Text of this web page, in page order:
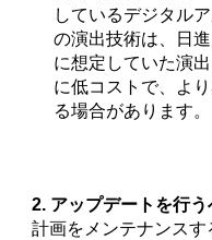
しているデジタル
の演出技術は、日
に想定していた演
に低コストで、よ
る場合があります。
2. アップデートを行う
計画をメンテナンス